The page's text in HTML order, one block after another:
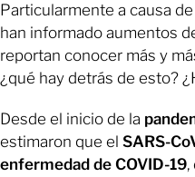
Particularmente a causa
han informado aumentos
reportan conocer más y
¿qué hay detrás de esto?
Desde el inicio de la
estimaron que el SARS-
enfermedad de COVID-19,